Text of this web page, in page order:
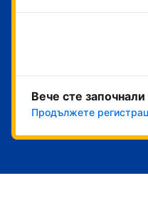
Вече сте
Продължете